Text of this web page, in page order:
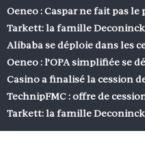
Oeneo : Caspar ne fait pas le
Tarkett: la famille
Alibaba se déploie dans les
Oeneo : l’OPA simplifiée se
Casino a finalisé la cession
TechnipFMC : offre de
Tarkett: la famille